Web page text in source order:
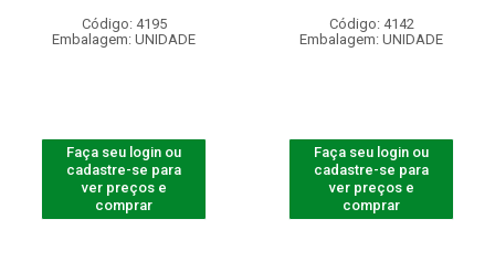
Código: 4195
Embalagem: UNIDADE
Faça seu login ou
cadastre-se para
ver preços e
comprar
Código: 4142
Embalagem: UNIDADE
Faça seu login ou
cadastre-se para
ver preços e
comprar